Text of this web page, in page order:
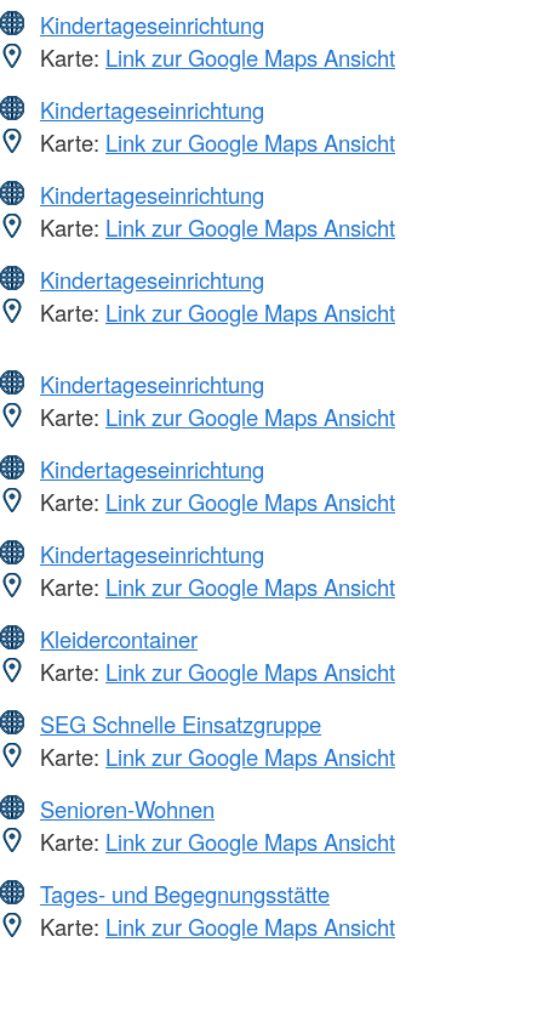
Kindertageseinrichtung
Karte: Link zur Google Maps Ansicht
Kindertageseinrichtung
Karte: Link zur Google Maps Ansicht
Kindertageseinrichtung
Karte: Link zur Google Maps Ansicht
Kindertageseinrichtung
Karte: Link zur Google Maps Ansicht
Kindertageseinrichtung
Karte: Link zur Google Maps Ansicht
Kindertageseinrichtung
Karte: Link zur Google Maps Ansicht
Kindertageseinrichtung
Karte: Link zur Google Maps Ansicht
Kleidercontainer
Karte: Link zur Google Maps Ansicht
SEG Schnelle Einsatzgruppe
Karte: Link zur Google Maps Ansicht
Senioren-Wohnen
Karte: Link zur Google Maps Ansicht
Tages- und Begegnungsstätte
Karte: Link zur Google Maps Ansicht